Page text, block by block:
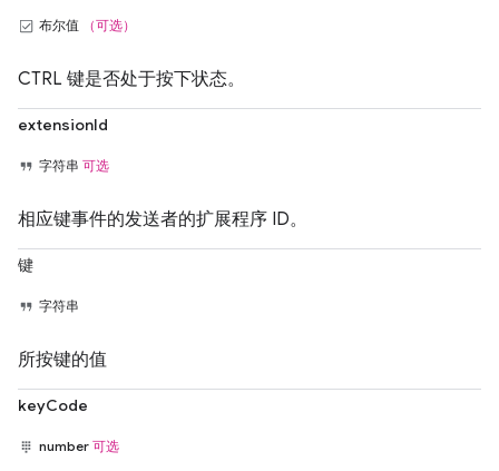
布尔值 （可选）
CTRL 键是否处于按下状态。
extensionId
字符串 可选
相应键事件的发送者的扩展程序 ID。
键
字符串
所按键的值
keyCode
number 可选